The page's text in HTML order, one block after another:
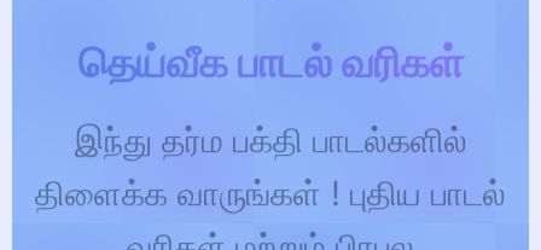
தெய்வீக பாடல் வரிகள்
இந்து தர்ம பக்தி பாடல்களில்
திளைக்க வாருங்கள் ! புதிய பாடல்
வரிகள் மற்றும் பிரபல